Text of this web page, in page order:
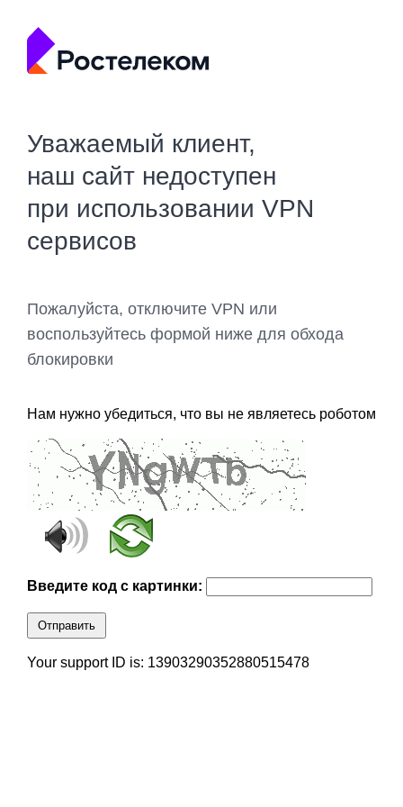
Уважаемый клиент,
наш сайт недоступен
при использовании VPN
сервисов
Пожалуйста, отключите VPN или
воспользуйтесь формой ниже для обхода
блокировки
Нам нужно убедиться, что вы не являетесь роботом
Введите код с картинки:
Отправить
Your support ID is: 13903290352880515478